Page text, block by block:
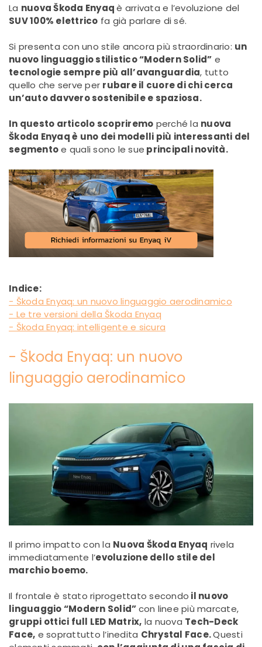
La nuova Škoda Enyaqè arrivata e l’evoluzione del
SUV 100% elettrico fa già parlare di sé.
Si presenta con uno stile ancora più straordinario: un
nuovo linguaggio stilistico “Modern Solid” e
tecnologie sempre più all’avanguardia, tutto
quello che serve per rubare il cuore di chi cerca
un’auto davvero sostenibile e spaziosa.
In questo articolo scopriremo perché la nuova
Škoda Enyaq è uno dei modelli più interessanti del
segmentoe quali sono le sue principali novità.
Indice:
- Škoda Enyaq: un nuovo linguaggio aerodinamico
- Le tre versioni della Škoda Enyaq
- Škoda Enyaq: intelligente e sicura
- Škoda Enyaq: un nuovo
linguaggio aerodinamico
Il primo impatto con la Nuova Škoda Enyaq rivela
immediatamente l’evoluzione dello stile del
marchio boemo.
Il frontale è stato riprogettato secondo il nuovo
linguaggio “Modern Solid”con linee più marcate,
gruppi ottici full LED Matrix, la nuova Tech-Deck
Face, e soprattutto l’inedita Chrystal Face.Questi